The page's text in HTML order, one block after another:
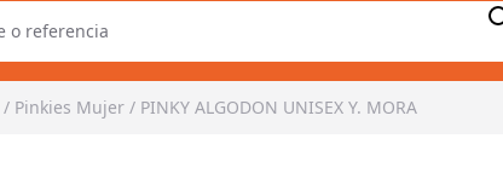
/ Pinkies Mujer / PINKY ALGODON UNISEX Y. MORA